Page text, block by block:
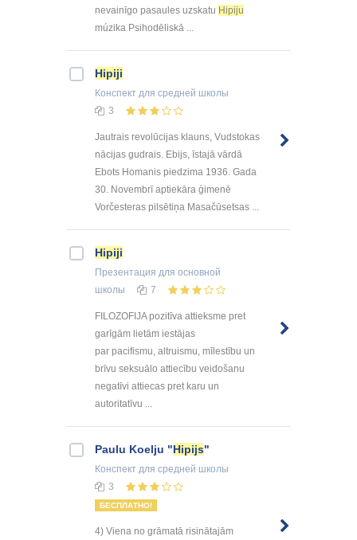
nevainīgo pasaules uzskatu Hipiju
múzika Psihodēliskā ...
Hipiji
Конспект для средней школы
3
Jautrais revolūcijas klauns, Vudstokas
nācijas gudrais. Ebijs, īstajā vārdā
Ebots Homanis piedzima 1936. Gada
30. Novembrī aptiekāra ģimenē
Vorčesteras pilsētiņa Masačūsetsas ...
Hipiji
Презентация для основной
школы
7
FILOZOFIJA pozitīva attieksme pret
garīgām lietām iestājas
par pacifismu, altruismu, mīlestību un
brīvu seksuālo attiecību veidošanu
negatīvi attiecas pret karu un
autoritatīvu ...
Paulu Koelju "Hipijs"
Конспект для средней школы
3
БЕСПЛАТНО!
4) Viena no grāmatā risinātajām